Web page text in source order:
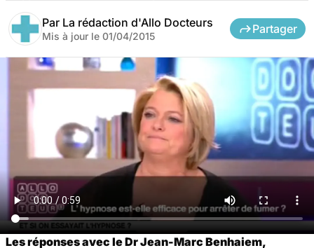
Par La rédaction d'Allo Docteurs
Mis à jour le 01/04/2015
Partager
Les réponses avec le Dr Jean-Marc Benhaiem,